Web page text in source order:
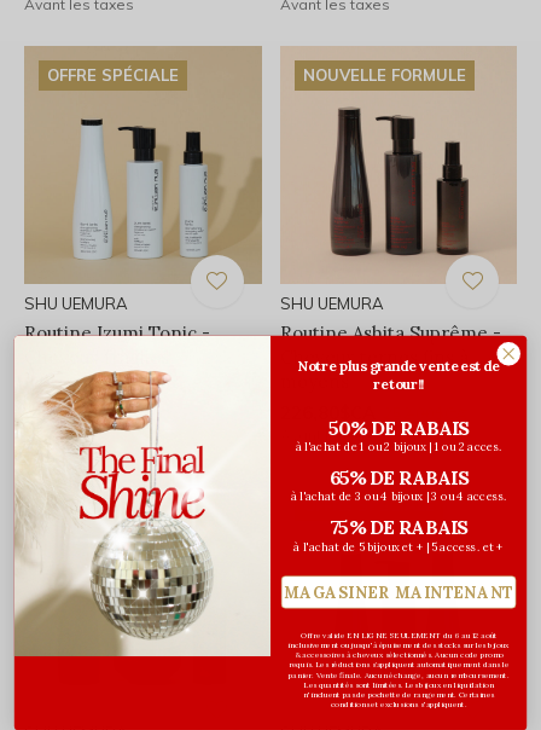
Avant les taxes Avant les taxes
OFFRE SPÉCIALE
SHU UEMURA
Routine Izumi Tonic -
212,40$CA 236,00$CA
Avant les taxes
NOUVELLE FORMULE
SHU UEMURA
Routine Ashita Suprême -
Cheveux ternes fins à
moyens
Avant les taxes
NOUVELLE FORMULE OFFRE SPÉCIALE
Notre plus grande vente est de
retour!!
50% DE RABAIS
à l'achat de 1 ou 2 bijoux | 1 ou 2 acces.
65% DE RABAIS
à l'achat de 3 ou 4 bijoux | 3 ou 4 access.
75% DE RABAIS
à l'achat de 5 bijoux et + | 5 access. et +
MAGASINER MAINTENANT
Offre valide EN LIGNE SEULEMENT du 6 au 12 août
inclusivement ou jusqu'à épuisement des stocks sur les bijoux
& accessoires à cheveux sélectionnés. Aucun code promo
requis. Les réductions s’appliquent automatiquement dans le
panier. Vente finale. Aucun échange, aucun remboursement.
Les quantités sont limitées. Les bijoux en liquidation
n'incluent pas de pochette de rangement. Certaines
conditions et exclusions s'appliquent.